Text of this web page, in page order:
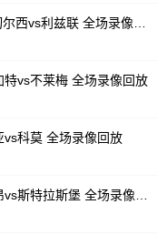
足总杯 04月26日 足总杯半决赛 切尔西vs利兹联 全场录像回放
vs不莱梅 全场录像回放
科莫 全场录像回放
法甲 04月26日 法甲第31轮 洛里昂vs斯特拉斯堡 全场录像回放